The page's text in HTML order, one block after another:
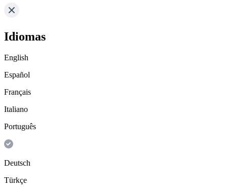
Idiomas
English
Español
Français
Italiano
Português
Deutsch
Türkçe